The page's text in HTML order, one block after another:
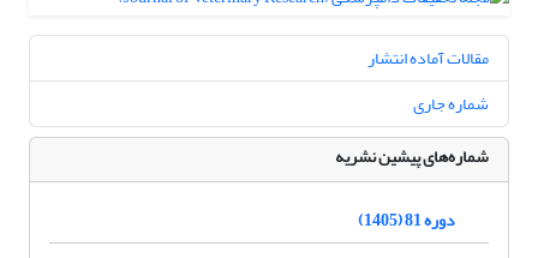
مقالات آماده انتشار
شماره جاری
شماره‌های پیشین نشریه
دوره 81 (1405)